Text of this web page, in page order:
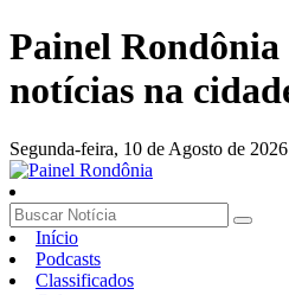
Painel Rondônia
notícias na
Segunda-feira, 10 de Agosto de 2026
Início
Podcasts
Classificados